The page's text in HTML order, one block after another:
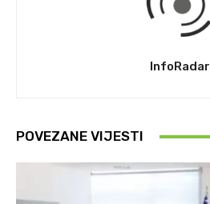
InfoRadar
POVEZANE VIJESTI